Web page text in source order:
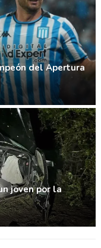
del Apertura
joven por la